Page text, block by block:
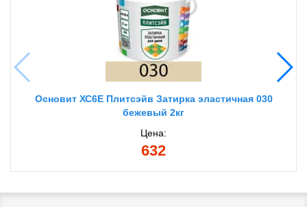
Основит ХС6Е Плитсэйв Затирка эластичная 030
бежевый 2кг
Цена:
632